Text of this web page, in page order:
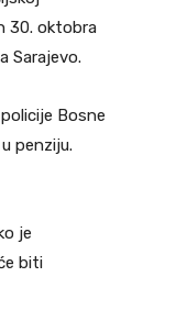
30. oktobra
Sarajevo.
Bosne
penziju.
je
biti